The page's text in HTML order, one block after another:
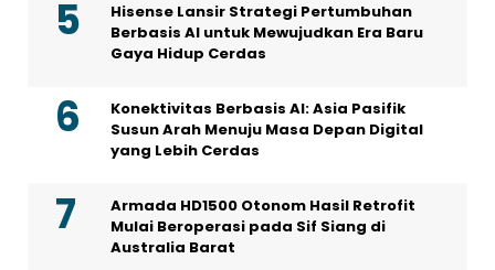
Hisense Lansir Strategi Pertumbuhan
Berbasis AI untuk Mewujudkan Era Baru
Gaya Hidup Cerdas
Konektivitas Berbasis AI: Asia Pasifik
Susun Arah Menuju Masa Depan Digital
yang Lebih Cerdas
Armada HD1500 Otonom Hasil Retrofit
Mulai Beroperasi pada Sif Siang di
Australia Barat